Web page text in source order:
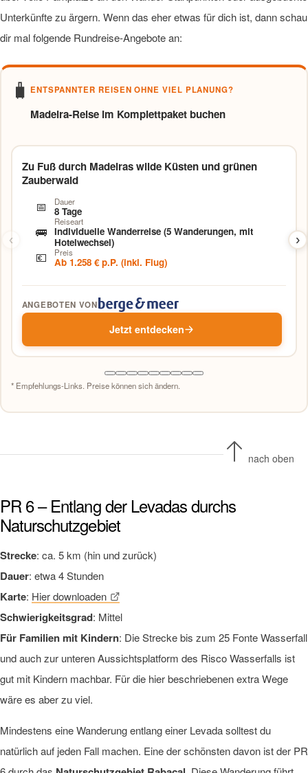
Unterkünfte zu ärgern. Wenn das eher etwas für dich ist, dann schau
dir mal folgende Rundreise-Angebote an:
🧳 ENTSPANNTER REISEN OHNE VIEL PLANUNG?
Madeira-Reise im Komplettpaket buchen
‹ ›
Zu Fuß durch Madeiras wilde Küsten und grünen
Zauberwald
📅 Dauer
8 Tage
🚌
Reiseart
Individuelle Wanderreise (5 Wanderungen, mit
Hotelwechsel)
💶 Preis
Ab 1.258 € p.P. (inkl. Flug)
ANGEBOTEN VON
Jetzt entdecken
* Empfehlungs-Links. Preise können sich ändern.
nach oben
PR 6 – Entlang der Levadas durchs
Naturschutzgebiet
Strecke: ca. 5 km (hin und zurück)
Dauer: etwa 4 Stunden
Karte: Hier downloaden
Schwierigkeitsgrad: Mittel
Für Familien mit Kindern: Die Strecke bis zum 25 Fonte Wasserfall
und auch zur unteren Aussichtsplatform des Risco Wasserfalls ist
gut mit Kindern machbar. Für die hier beschriebenen extra Wege
wäre es aber zu viel.
Mindestens eine Wanderung entlang einer Levada solltest du
natürlich auf jeden Fall machen. Eine der schönsten davon ist der PR